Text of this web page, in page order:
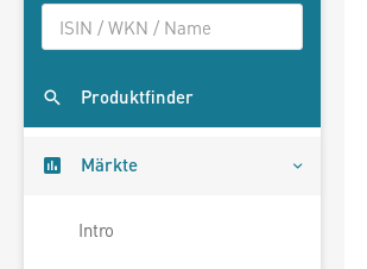
Produktfinder
Märkte
Intro